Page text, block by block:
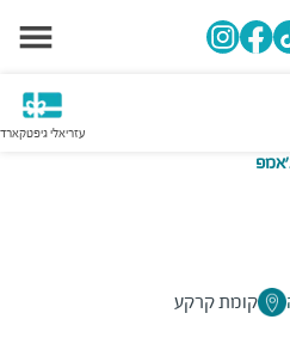
עזריאלי גיפטקארד
קומת קרקע